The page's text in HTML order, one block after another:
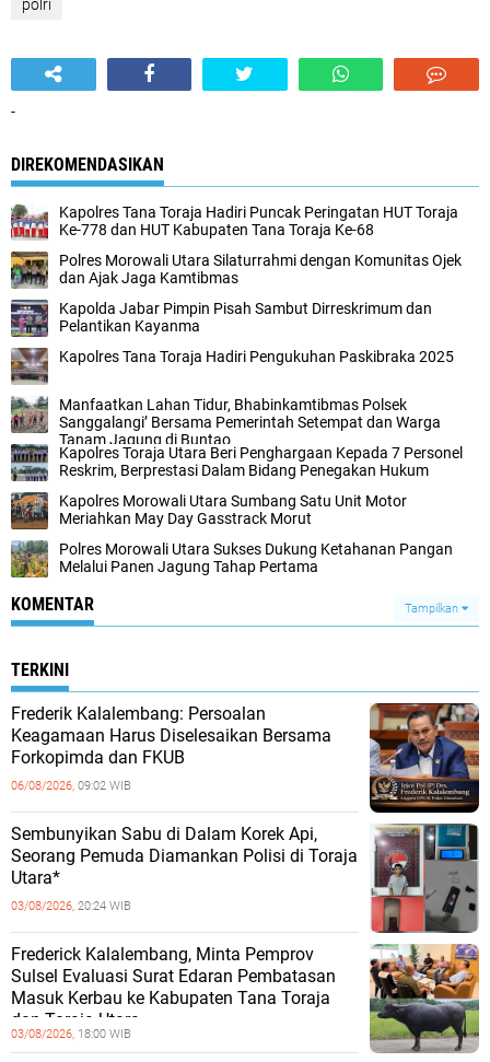
polri
-
DIREKOMENDASIKAN
Kapolres Tana Toraja Hadiri Puncak Peringatan HUT Toraja
Ke-778 dan HUT Kabupaten Tana Toraja Ke-68
Polres Morowali Utara Silaturrahmi dengan Komunitas Ojek
dan Ajak Jaga Kamtibmas
Kapolda Jabar Pimpin Pisah Sambut Dirreskrimum dan
Pelantikan Kayanma
Kapolres Tana Toraja Hadiri Pengukuhan Paskibraka 2025
Manfaatkan Lahan Tidur, Bhabinkamtibmas Polsek
Sanggalangi’ Bersama Pemerintah Setempat dan Warga
Tanam Jagung di Buntao
Kapolres Toraja Utara Beri Penghargaan Kepada 7 Personel
Reskrim, Berprestasi Dalam Bidang Penegakan Hukum
Kapolres Morowali Utara Sumbang Satu Unit Motor
Meriahkan May Day Gasstrack Morut
Polres Morowali Utara Sukses Dukung Ketahanan Pangan
Melalui Panen Jagung Tahap Pertama
KOMENTAR Tampilkan
TERKINI
Frederik Kalalembang: Persoalan
Keagamaan Harus Diselesaikan Bersama
Forkopimda dan FKUB
06/08/2026, 09:02 WIB
Sembunyikan Sabu di Dalam Korek Api,
Seorang Pemuda Diamankan Polisi di Toraja
Utara*
03/08/2026, 20:24 WIB
Frederick Kalalembang, Minta Pemprov
Sulsel Evaluasi Surat Edaran Pembatasan
Masuk Kerbau ke Kabupaten Tana Toraja
dan Toraja Utara
03/08/2026, 18:00 WIB